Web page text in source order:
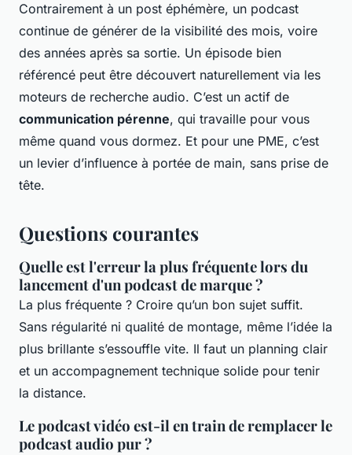
Contrairement à un post éphémère, un podcast
continue de générer de la visibilité des mois, voire
des années après sa sortie. Un épisode bien
référencé peut être découvert naturellement via les
moteurs de recherche audio. C’est un actif de
communication pérenne, qui travaille pour vous
même quand vous dormez. Et pour une PME, c’est
un levier d’influence à portée de main, sans prise de
tête.
Questions courantes
Quelle est l'erreur la plus fréquente lors du
lancement d'un podcast de marque ?
La plus fréquente ? Croire qu’un bon sujet suffit.
Sans régularité ni qualité de montage, même l’idée la
plus brillante s’essouffle vite. Il faut un planning clair
et un accompagnement technique solide pour tenir
la distance.
Le podcast vidéo est-il en train de remplacer le
podcast audio pur ?